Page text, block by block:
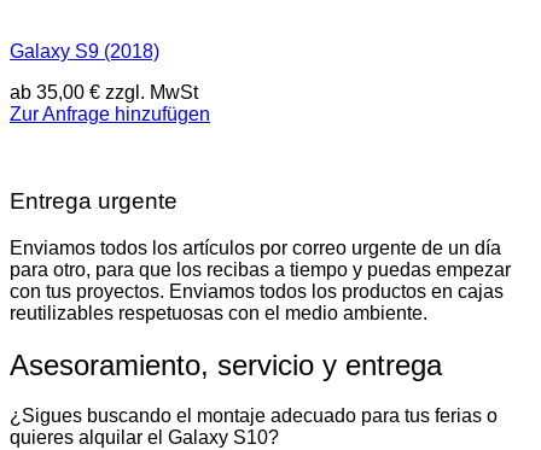
Galaxy S9 (2018)
ab 35,00 € zzgl. MwSt
Zur Anfrage hinzufügen
Entrega urgente
Enviamos todos los artículos por correo urgente de un día
para otro, para que los recibas a tiempo y puedas empezar
con tus proyectos. Enviamos todos los productos en cajas
reutilizables respetuosas con el medio ambiente.
Asesoramiento, servicio y entrega
¿Sigues buscando el montaje adecuado para tus ferias o
quieres alquilar el Galaxy S10?